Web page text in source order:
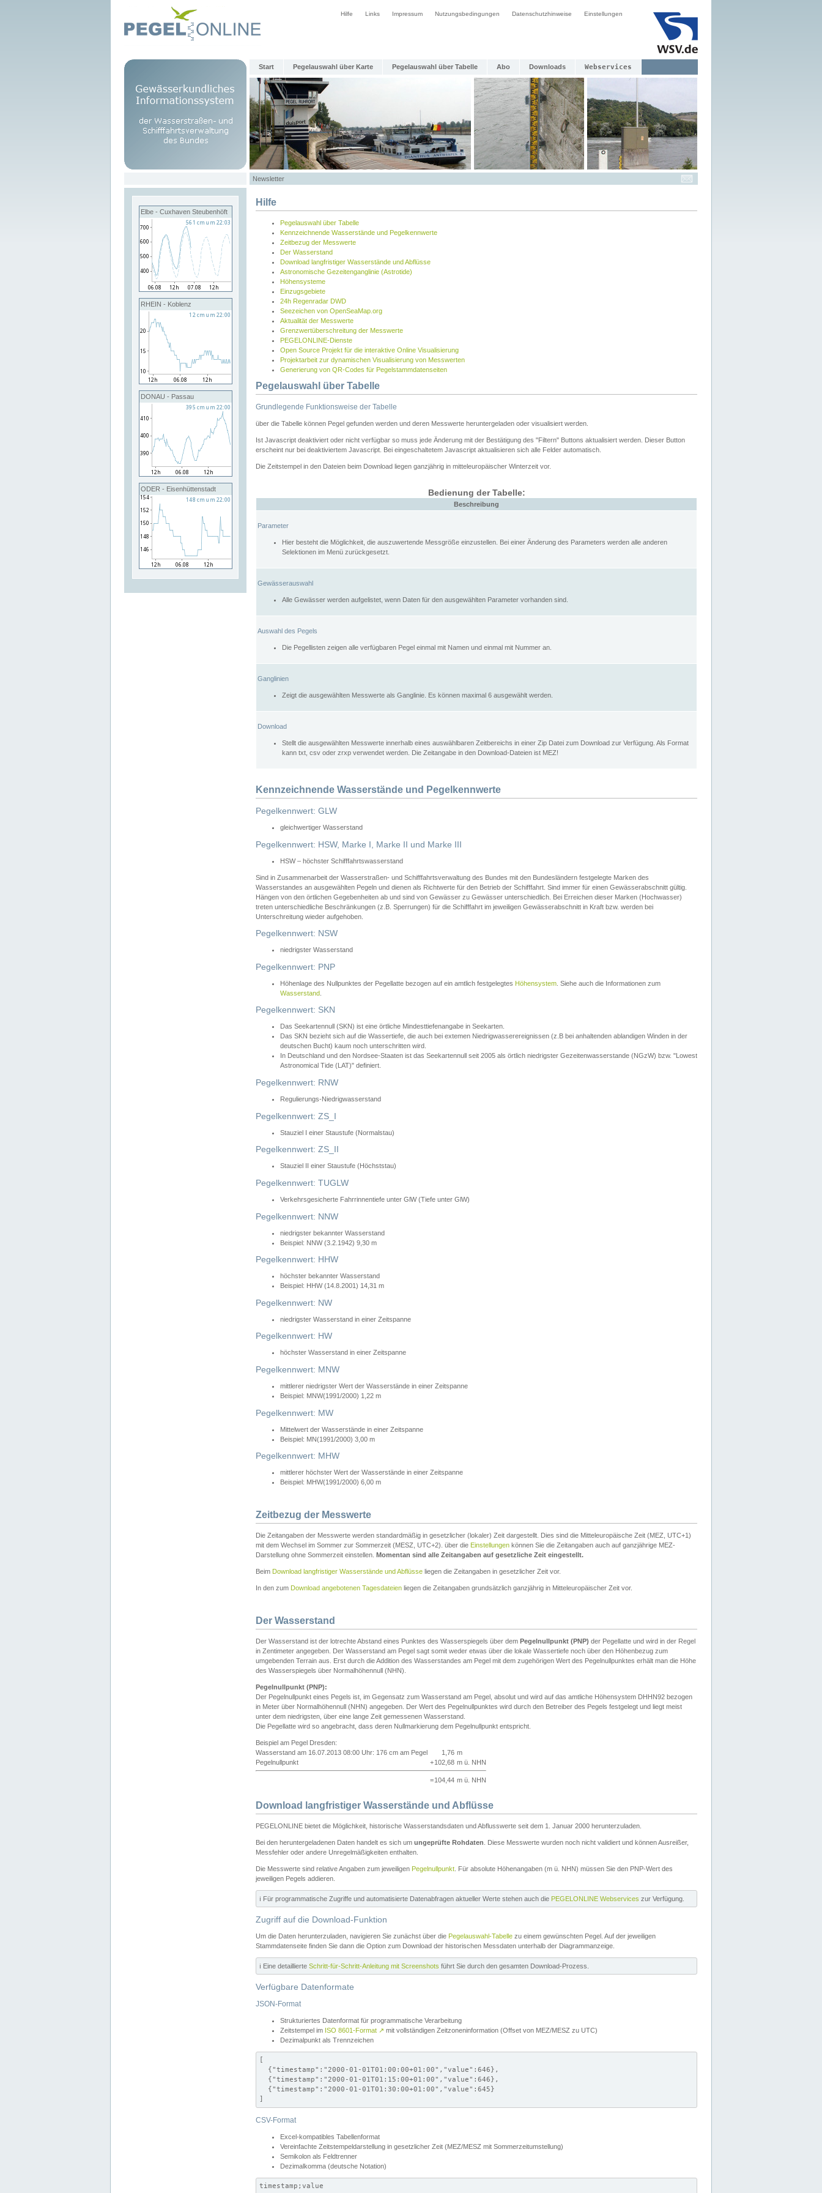
Hilfe Links Impressum Nutzungsbedingungen Datenschutzhinweise Einstellungen
Start Pegelauswahl über Karte Pegelauswahl über Tabelle Abo Downloads Webservices
Newsletter
Elbe - Cuxhaven Steubenhöft
RHEIN - Koblenz
DONAU - Passau
ODER - Eisenhüttenstadt
Hilfe
Pegelauswahl über Tabelle
Kennzeichnende Wasserstände und Pegelkennwerte
Zeitbezug der Messwerte
Der Wasserstand
Download langfristiger Wasserstände und Abflüsse
Astronomische Gezeitenganglinie (Astrotide)
Höhensysteme
Einzugsgebiete
24h Regenradar DWD
Seezeichen von OpenSeaMap.org
Aktualität der Messwerte
Grenzwertüberschreitung der Messwerte
PEGELONLINE-Dienste
Open Source Projekt für die interaktive Online Visualisierung
Projektarbeit zur dynamischen Visualisierung von Messwerten
Generierung von QR-Codes für Pegelstammdatenseiten
Pegelauswahl über Tabelle
Grundlegende Funktionsweise der Tabelle
über die Tabelle können Pegel gefunden werden und deren Messwerte heruntergeladen oder visualisiert werden.
Ist Javascript deaktiviert oder nicht verfügbar so muss jede Änderung mit der Bestätigung des "Filtern" Buttons aktualisiert werden. Dieser Button
erscheint nur bei deaktiviertem Javascript. Bei eingeschaltetem Javascript aktualisieren sich alle Felder automatisch.
Die Zeitstempel in den Dateien beim Download liegen ganzjährig in mitteleuropäischer Winterzeit vor.
Bedienung der Tabelle:
Beschreibung
Parameter
Hier besteht die Möglichkeit, die auszuwertende Messgröße einzustellen. Bei einer Änderung des Parameters werden alle anderen
Selektionen im Menü zurückgesetzt.
Gewässerauswahl
Alle Gewässer werden aufgelistet, wenn Daten für den ausgewählten Parameter vorhanden sind.
Auswahl des Pegels
Die Pegellisten zeigen alle verfügbaren Pegel einmal mit Namen und einmal mit Nummer an.
Ganglinien
Zeigt die ausgewählten Messwerte als Ganglinie. Es können maximal 6 ausgewählt werden.
Download
Stellt die ausgewählten Messwerte innerhalb eines auswählbaren Zeitbereichs in einer Zip Datei zum Download zur Verfügung. Als Format
kann txt, csv oder zrxp verwendet werden. Die Zeitangabe in den Download-Dateien ist MEZ!
Kennzeichnende Wasserstände und Pegelkennwerte
Pegelkennwert: GLW
gleichwertiger Wasserstand
Pegelkennwert: HSW, Marke I, Marke II und Marke III
HSW – höchster Schifffahrtswasserstand
Sind in Zusammenarbeit der Wasserstraßen- und Schifffahrtsverwaltung des Bundes mit den Bundesländern festgelegte Marken des
Wasserstandes an ausgewählten Pegeln und dienen als Richtwerte für den Betrieb der Schifffahrt. Sind immer für einen Gewässerabschnitt gültig.
Hängen von den örtlichen Gegebenheiten ab und sind von Gewässer zu Gewässer unterschiedlich. Bei Erreichen dieser Marken (Hochwasser)
treten unterschiedliche Beschränkungen (z.B. Sperrungen) für die Schifffahrt im jeweiligen Gewässerabschnitt in Kraft bzw. werden bei
Unterschreitung wieder aufgehoben.
Pegelkennwert: NSW
niedrigster Wasserstand
Pegelkennwert: PNP
Höhenlage des Nullpunktes der Pegellatte bezogen auf ein amtlich festgelegtes Höhensystem . Siehe auch die Informationen zum
Wasserstand
Pegelkennwert: SKN
Das Seekartennull (SKN) ist eine örtliche Mindesttiefenangabe in Seekarten.
Das SKN bezieht sich auf die Wassertiefe, die auch bei extemen Niedrigwasserereignissen (z.B bei anhaltenden ablandigen Winden in der
deutschen Bucht) kaum noch unterschritten wird.
In Deutschland und den Nordsee-Staaten ist das Seekartennull seit 2005 als örtlich niedrigster Gezeitenwasserstande (NGzW) bzw. "Lowest
Astronomical Tide (LAT)" definiert.
Pegelkennwert: RNW
Regulierungs-Niedrigwasserstand
Pegelkennwert: ZS_I
Stauziel I einer Staustufe (Normalstau)
Pegelkennwert: ZS_II
Stauziel II einer Staustufe (Höchststau)
Pegelkennwert: TUGLW
Verkehrsgesicherte Fahrrinnentiefe unter GlW (Tiefe unter GlW)
Pegelkennwert: NNW
niedrigster bekannter Wasserstand
Beispiel: NNW (3.2.1942) 9,30 m
Pegelkennwert: HHW
höchster bekannter Wasserstand
Beispiel: HHW (14.8.2001) 14,31 m
Pegelkennwert: NW
niedrigster Wasserstand in einer Zeitspanne
Pegelkennwert: HW
höchster Wasserstand in einer Zeitspanne
Pegelkennwert: MNW
mittlerer niedrigster Wert der Wasserstände in einer Zeitspanne
Beispiel: MNW(1991/2000) 1,22 m
Pegelkennwert: MW
Mittelwert der Wasserstände in einer Zeitspanne
Beispiel: MN(1991/2000) 3,00 m
Pegelkennwert: MHW
mittlerer höchster Wert der Wasserstände in einer Zeitspanne
Beispiel: MHW(1991/2000) 6,00 m
Zeitbezug der Messwerte
Die Zeitangaben der Messwerte werden standardmäßig in gesetzlicher (lokaler) Zeit dargestellt. Dies sind die Mitteleuropäische Zeit (MEZ, UTC+1)
mit dem Wechsel im Sommer zur Sommerzeit (MESZ, UTC+2). über die Einstellungen können Sie die Zeitangaben auch auf ganzjährige MEZ-
Darstellung ohne Sommerzeit einstellen. Momentan sind alle Zeitangaben auf gesetzliche Zeit eingestellt.
Beim Download langfristiger Wasserstände und Abflüsse liegen die Zeitangaben in gesetzlicher Zeit vor.
In den zum Download angebotenen Tagesdateien liegen die Zeitangaben grundsätzlich ganzjährig in Mitteleuropäischer Zeit vor.
Der Wasserstand
Der Wasserstand ist der lotrechte Abstand eines Punktes des Wasserspiegels über dem Pegelnullpunkt (PNP) der Pegellatte und wird in der Regel
in Zentimeter angegeben. Der Wasserstand am Pegel sagt somit weder etwas über die lokale Wassertiefe noch über den Höhenbezug zum
umgebenden Terrain aus. Erst durch die Addition des Wasserstandes am Pegel mit dem zugehörigen Wert des Pegelnullpunktes erhält man die Höhe
des Wasserspiegels über Normalhöhennull (NHN).
Pegelnullpunkt (PNP):
Der Pegelnullpunkt eines Pegels ist, im Gegensatz zum Wasserstand am Pegel, absolut und wird auf das amtliche Höhensystem DHHN92 bezogen
in Meter über Normalhöhennull (NHN) angegeben. Der Wert des Pegelnullpunktes wird durch den Betreiber des Pegels festgelegt und liegt meist
unter dem niedrigsten, über eine lange Zeit gemessenen Wasserstand.
Die Pegellatte wird so angebracht, dass deren Nullmarkierung dem Pegelnullpunkt entspricht.
Beispiel am Pegel Dresden:
Wasserstand am 16.07.2013 08:00 Uhr: 176 cm am Pegel
1,76 m
Pegelnullpunkt
+102,68 m ü. NHN
=104,44 m ü. NHN
Download langfristiger Wasserstände und Abflüsse
PEGELONLINE bietet die Möglichkeit, historische Wasserstandsdaten und Abflusswerte seit dem 1. Januar 2000 herunterzuladen.
Bei den heruntergeladenen Daten handelt es sich um ungeprüfte Rohdaten . Diese Messwerte wurden noch nicht validiert und können Ausreißer,
Messfehler oder andere Unregelmäßigkeiten enthalten.
Die Messwerte sind relative Angaben zum jeweiligen Pegelnullpunkt . Für absolute Höhenangaben (m ü. NHN) müssen Sie den PNP-Wert des
jeweiligen Pegels addieren.
ℹ️ Für programmatische Zugriffe und automatisierte Datenabfragen aktueller Werte stehen auch die PEGELONLINE Webservices zur Verfügung.
Zugriff auf die Download-Funktion
Um die Daten herunterzuladen, navigieren Sie zunächst über die Pegelauswahl-Tabelle zu einem gewünschten Pegel. Auf der jeweiligen
Stammdatenseite finden Sie dann die Option zum Download der historischen Messdaten unterhalb der Diagrammanzeige.
ℹ️ Eine detaillierte Schritt-für-Schritt-Anleitung mit Screenshots führt Sie durch den gesamten Download-Prozess.
Verfügbare Datenformate
JSON-Format
Strukturiertes Datenformat für programmatische Verarbeitung
Zeitstempel im ISO 8601-Format ↗ mit vollständigen Zeitzoneninformation (Offset von MEZ/MESZ zu UTC)
Dezimalpunkt als Trennzeichen
[
  {"timestamp":"2000-01-01T01:00:00+01:00","value":646},
  {"timestamp":"2000-01-01T01:15:00+01:00","value":646},
  {"timestamp":"2000-01-01T01:30:00+01:00","value":645}
]
CSV-Format
Excel-kompatibles Tabellenformat
Vereinfachte Zeitstempeldarstellung in gesetzlicher Zeit (MEZ/MESZ mit Sommerzeitumstellung)
Semikolon als Feldtrenner
Dezimalkomma (deutsche Notation)
timestamp;value